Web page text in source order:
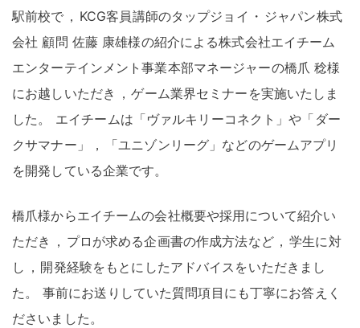
駅前校で ， KCG客員講師のタップジョイ ・ ジャパン株式
会社 顧問 佐藤 康雄様の紹介による株式会社エイチーム
エンターテインメント事業本部マネージャーの橋爪 稔様
にお越しいただき ， ゲーム業界セミナーを実施いたしま
した。
エイチームは「ヴァルキリーコネクト」や「ダー
クサマナー」
，
「ユニゾンリーグ」などのゲームアプリ
を開発している企業です。
橋爪様からエイチームの会社概要や採用について紹介い
ただき ， プロが求める企画書の作成方法など ， 学生に対
し ， 開発経験をもとにしたアドバイスをいただきまし
た。
事前にお送りしていた質問項目にも丁寧にお答えく
ださいました。